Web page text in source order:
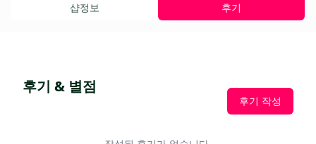
샵정보 후기
후기 & 별점
후기 작성